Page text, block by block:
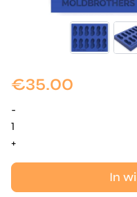
€35.00
-
Peanut
Mold
+
In